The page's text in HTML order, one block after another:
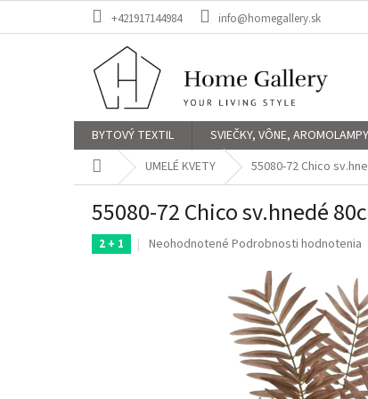
+421917144984 info@homegallery.sk
BYTOVÝ TEXTIL SVIEČKY, VÔNE, AROMOLAMPY
DomovUMELÉ KVETY 55080-72 Chico
55080-72 Chico sv.hnedé
2 + 1
Priemerné
Neohodnotené Podrobnosti hodnotenia